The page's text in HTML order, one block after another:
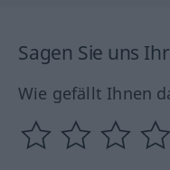
Sagen Sie uns
Wie gefällt Ihnen